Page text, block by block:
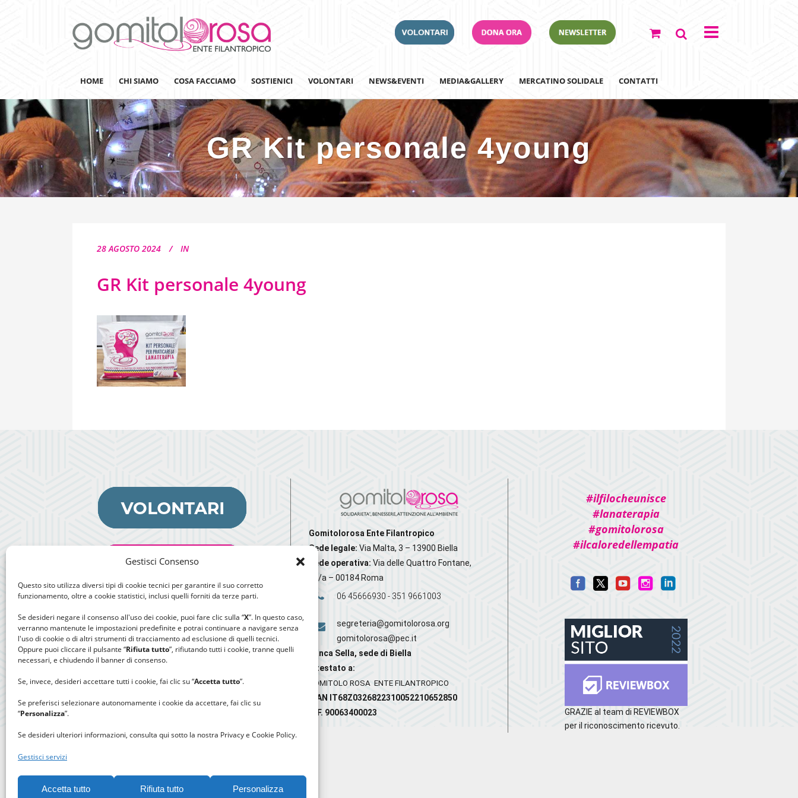
Gestisci Consenso
Questo sito utilizza diversi tipi di cookie tecnici per garantire il suo corretto
funzionamento, oltre a cookie statistici, inclusi quelli forniti da terze parti.
Se desideri negare il consenso all'uso dei cookie, puoi fare clic sulla “X”. In questo caso,
verranno mantenute le impostazioni predefinite e potrai continuare a navigare senza
l'uso di cookie o di altri strumenti di tracciamento ad esclusione di quelli tecnici.
Oppure puoi cliccare il pulsante “Rifiuta tutto”, rifiutando tutti i cookie, tranne quelli
necessari, e chiudendo il banner di consenso.
Se, invece, desideri accettare tutti i cookie, fai clic su “Accetta tutto”.
Se preferisci selezionare autonomamente i cookie da accettare, fai clic su
“Personalizza”.
Se desideri ulteriori informazioni, consulta qui sotto la nostra Privacy e Cookie Policy.
Gestisci servizi
Accetta tutto Rifiuta tutto Personalizza
HOME CHI SIAMO COSA FACCIAMO
Lanaterapia
Ricerca
Sensibilizzazione
SOSTIENICI
Adotta un Ospedale
Team Building
VOLONTARI NEWS&EVENTI MEDIA&GALLERY MERCATINO SOLIDALE CONTATTI
GR Kit personale 4young
28 AGOSTO 2024 IN
GR Kit personale 4young
Gomitolorosa Ente Filantropico
Sede legale: Via Malta, 3 – 13900 Biella
Sede operativa: Via delle Quattro Fontane,
20/a – 00184 Roma
06 45666930 - 351 9661003
segreteria@gomitolorosa.org
gomitolorosa@pec.it
Banca Sella, sede di Biella
Intestato a:
GOMITOLO ROSA ENTE FILANTROPICO
IBAN IT68Z0326822310052210652850
C.F. 90063400023
#ilfilocheunisce
#lanaterapia
#gomitolorosa
#ilcaloredellempatia
GRAZIE al team di REVIEWBOX
per il riconoscimento ricevuto.